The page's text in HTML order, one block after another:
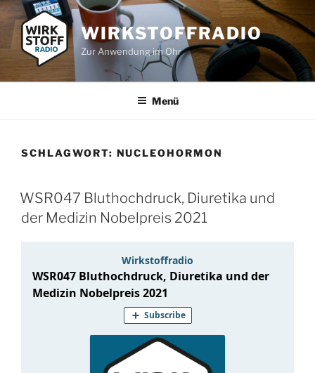
Zum
Inhalt
springen
WIRKSTOFFRADIO
Zur Anwendung im Ohr
Menü
SCHLAGWORT: NUCLEOHORMON
WSR047 Bluthochdruck, Diuretika und
der Medizin Nobelpreis 2021